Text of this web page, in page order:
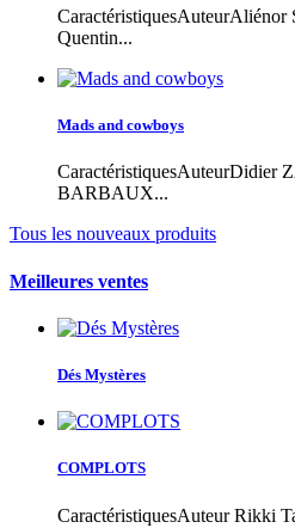
CaractéristiquesAuteurAliénor
Quentin...
Mads and cowboys
CaractéristiquesAuteurDidier
BARBAUX...
Tous les nouveaux produits
Meilleures ventes
Dés Mystères
COMPLOTS
CaractéristiquesAuteur Rikki